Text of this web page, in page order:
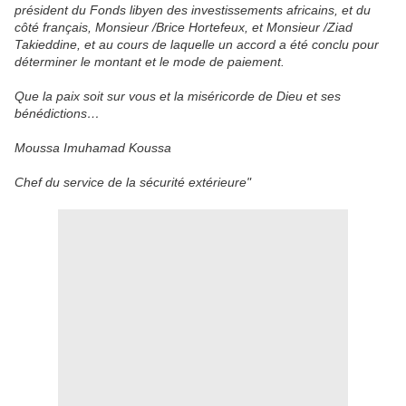
président du Fonds libyen des investissements africains, et du
côté français, Monsieur /Brice Hortefeux, et Monsieur /Ziad
Takieddine, et au cours de laquelle un accord a été conclu pour
déterminer le montant et le mode de paiement.
Que la paix soit sur vous et la miséricorde de Dieu et ses
bénédictions…
Moussa Imuhamad Koussa
Chef du service de la sécurité extérieure"